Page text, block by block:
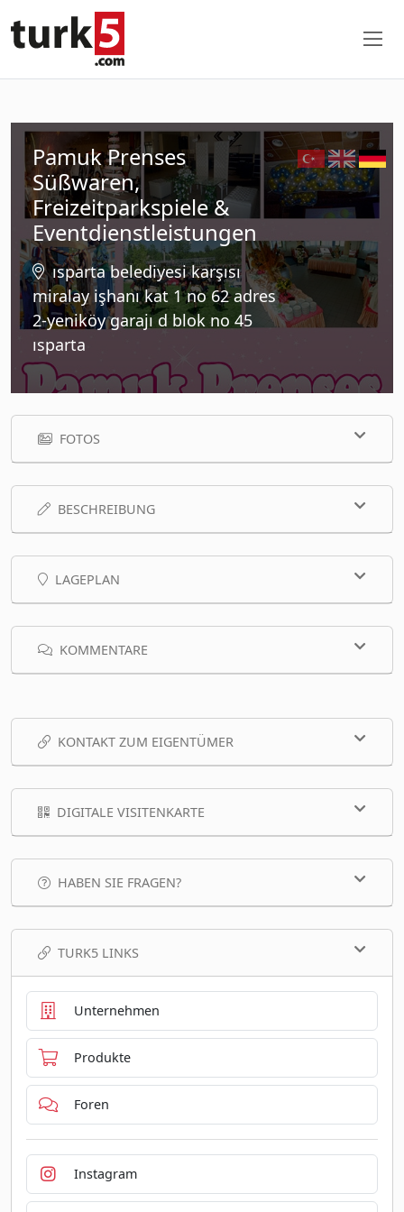
Pamuk Prenses
Süßwaren,
Freizeitparkspiele &
Eventdienstleistungen
ısparta belediyesi karşısı
miralay işhanı kat 1 no 62 adres
2-yeniköy garajı d blok no 45
ısparta
FOTOS
BESCHREIBUNG
LAGEPLAN
KOMMENTARE
KONTAKT ZUM EIGENTÜMER
DIGITALE VISITENKARTE
HABEN SIE FRAGEN?
TURK5 LINKS
Unternehmen
Produkte
Foren
Instagram